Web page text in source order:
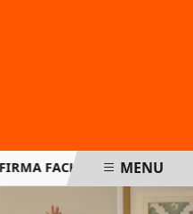
FACHIN NA RETOMADA
MENU